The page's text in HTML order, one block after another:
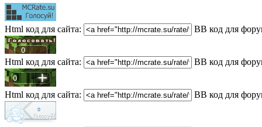
Html код для сайта: BB код для
Html код для сайта: BB код для
Html код для сайта: BB код для